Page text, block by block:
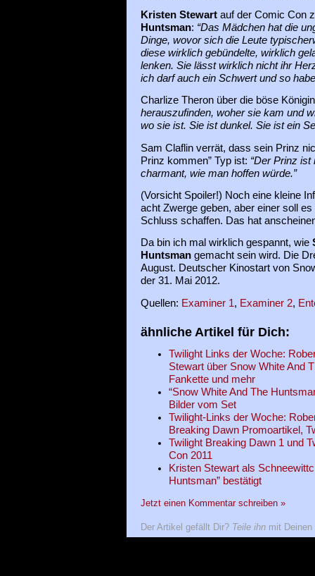
Kristen Stewartauf der Comic Con
Huntsman: “Das Mädchen hat die
Dinge, wovor sich die Leute
diese wirklich gebündelte, wirklich
lenken. Sie lässt wirklich nicht ihr
ich darf auch ein Schwert und so
Charlize Theron über die böse
herauszufinden, woher sie kam und
wo sie ist. Sie ist dunkel. Sie ist ein
Sam Claflin verrät, dass sein Prinz
Prinz kommen” Typ ist: “Der Prinz
charmant, wie man hoffen würde.”
(Vorsicht Spoiler!) Noch eine kleine
acht Zwerge geben, aber einer soll
Schluss schaffen. Das hat
Da bin ich mal wirklich gespannt, wie
Huntsmangemacht sein wird. Die
August. Deutscher Kinostart von
der 31. Mai 2012.
Quellen: Examiner 1, Examiner 2,
ähnliche Artikel für Dich:
Twilight Links der Woche:
Stewart über Snow White And
Fankette und mehr
“Snow White And The
Bilder vom Set
Twilight-Links der Woche:
Breaking Dawn Promoartikel,
Twilight Breaking Dawn 1 und
Con 2011
Kristen Stewart als
Huntsman” bestätigt
Jetzt einen Kommentar schreiben »
Der Artikel gefällt Dir? Teile ihnmit Deinen